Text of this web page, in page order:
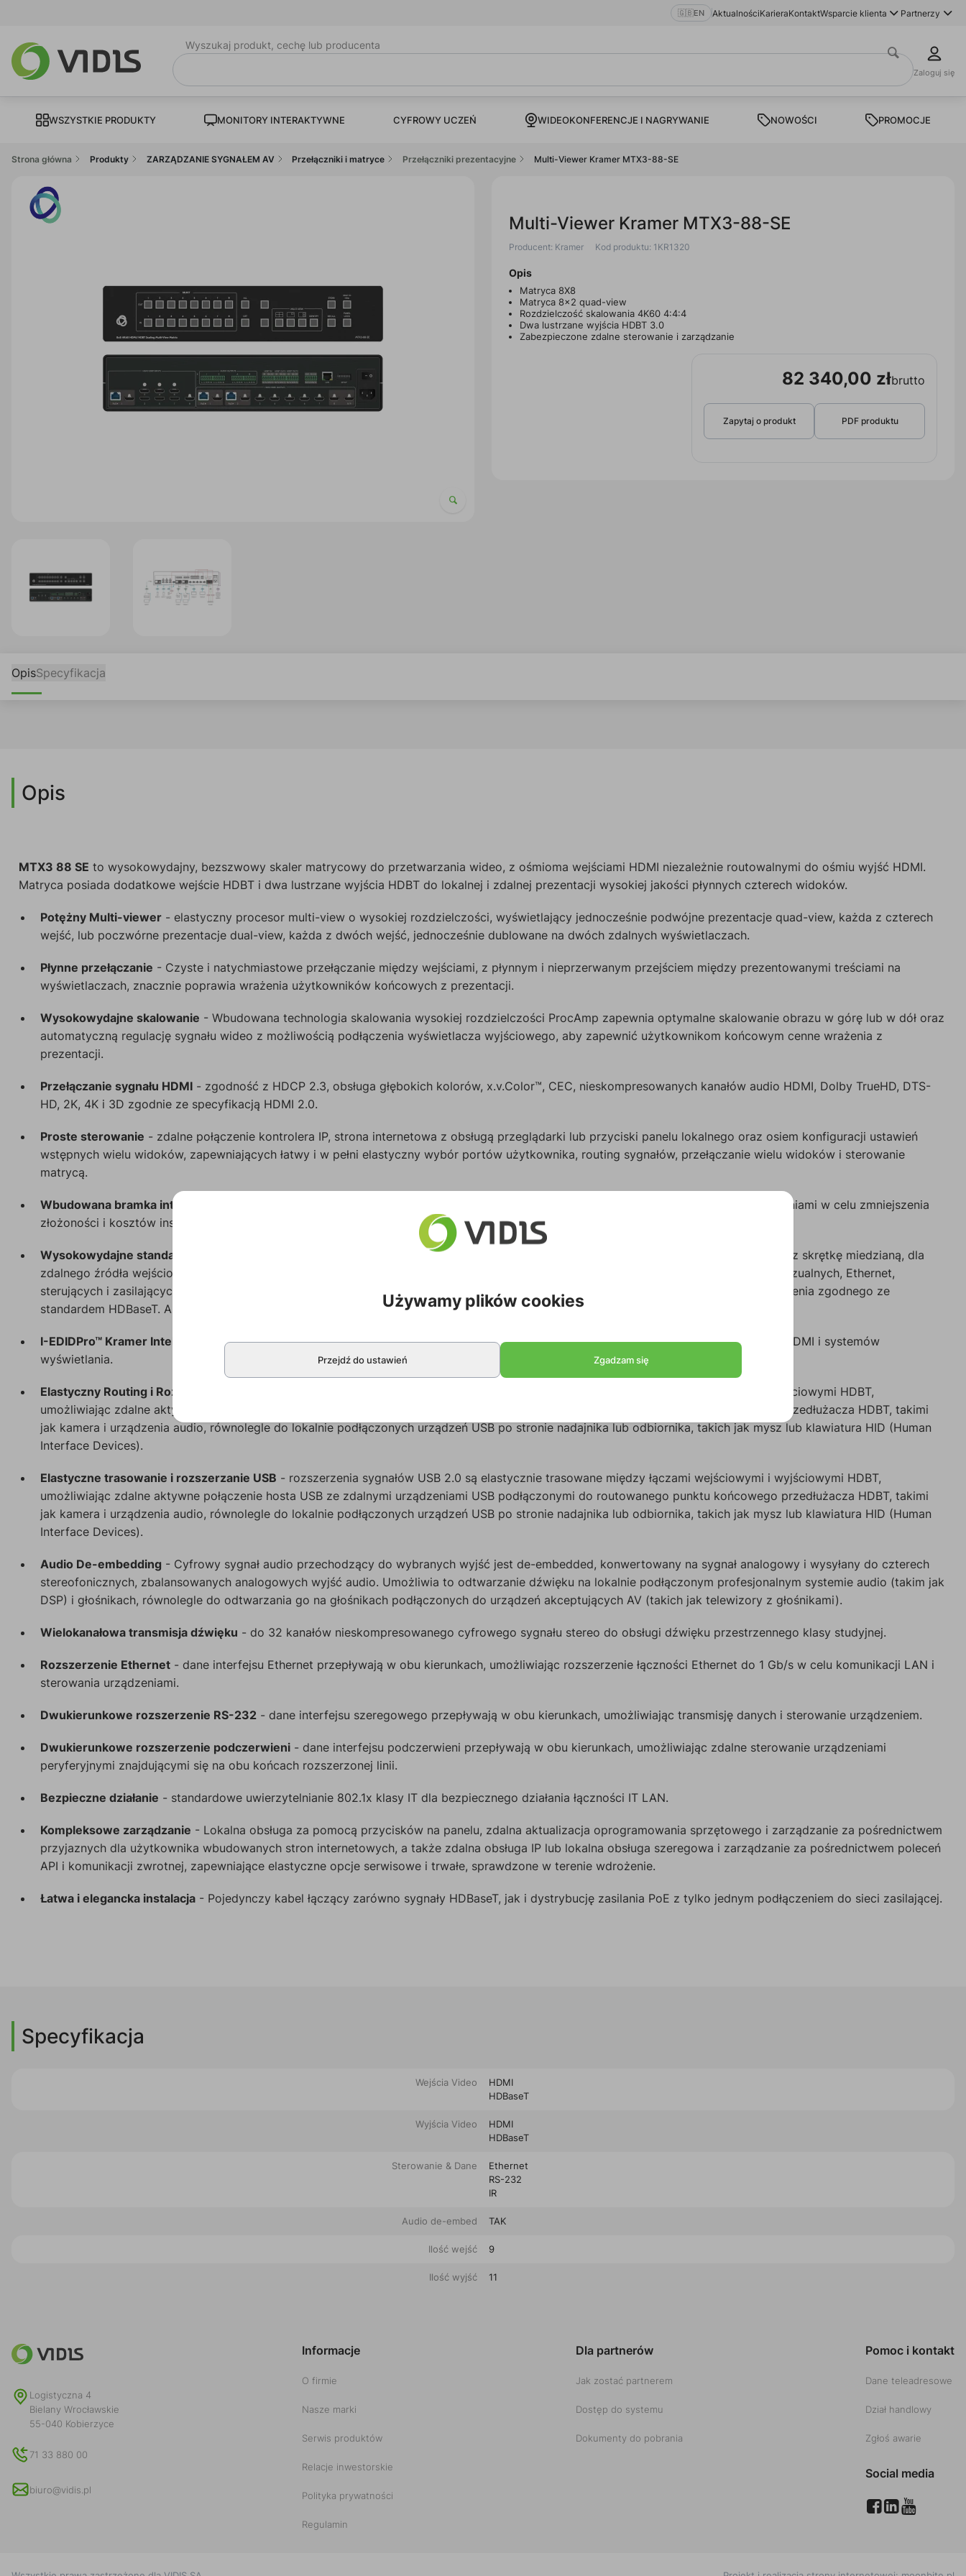
🇬🇧EN AktualnościKarieraKontaktWsparcie klienta Partnerzy
Wyszukaj produkt, cechę lub producenta
Zaloguj się
WSZYSTKIE PRODUKTY MONITORY INTERAKTYWNE CYFROWY UCZEŃ WIDEOKONFERENCJE I NAGRYWANIE NOWOŚCI PROMOCJE
Strona główna Produkty ZARZĄDZANIE SYGNAŁEM AV Przełączniki i matryce Przełączniki prezentacyjne Multi-Viewer Kramer MTX3-88-SE
Multi-Viewer Kramer MTX3-88-SE
Producent: Kramer Kod produktu: 1KR1320
Opis
Matryca 8X8
Matryca 8x2 quad-view
Rozdzielczość skalowania 4K60 4:4:4
Dwa lustrzane wyjścia HDBT 3.0
Zabezpieczone zdalne sterowanie i zarządzanie
82 340,00 złbrutto
Zapytaj o produkt PDF produktu
OpisSpecyfikacja
Opis
MTX3 88 SE to wysokowydajny, bezszwowy skaler matrycowy do przetwarzania wideo, z ośmioma wejściami HDMI niezależnie routowalnymi do ośmiu wyjść HDMI.
Matryca posiada dodatkowe wejście HDBT i dwa lustrzane wyjścia HDBT do lokalnej i zdalnej prezentacji wysokiej jakości płynnych czterech widoków.
Potężny Multi-viewer - elastyczny procesor multi-view o wysokiej rozdzielczości, wyświetlający jednocześnie podwójne prezentacje quad-view, każda z czterech
wejść, lub poczwórne prezentacje dual-view, każda z dwóch wejść, jednocześnie dublowane na dwóch zdalnych wyświetlaczach.
Płynne przełączanie - Czyste i natychmiastowe przełączanie między wejściami, z płynnym i nieprzerwanym przejściem między prezentowanymi treściami na
wyświetlaczach, znacznie poprawia wrażenia użytkowników końcowych z prezentacji.
Wysokowydajne skalowanie - Wbudowana technologia skalowania wysokiej rozdzielczości ProcAmp zapewnia optymalne skalowanie obrazu w górę lub w dół oraz
automatyczną regulację sygnału wideo z możliwością podłączenia wyświetlacza wyjściowego, aby zapewnić użytkownikom końcowym cenne wrażenia z
prezentacji.
Przełączanie sygnału HDMI - zgodność z HDCP 2.3, obsługa głębokich kolorów, x.v.Color™, CEC, nieskompresowanych kanałów audio HDMI, Dolby TrueHD, DTS-
HD, 2K, 4K i 3D zgodnie ze specyfikacją HDMI 2.0.
Proste sterowanie - zdalne połączenie kontrolera IP, strona internetowa z obsługą przeglądarki lub przyciski panelu lokalnego oraz osiem konfiguracji ustawień
wstępnych wielu widoków, zapewniających łatwy i w pełni elastyczny wybór portów użytkownika, routing sygnałów, przełączanie wielu widoków i sterowanie
matrycą.
Wbudowana bramka inteligentnego sterowania
- zdalne, sterowane przez IP inteligentne sterowanie szeregowe podłączonymi urządzeniami w celu zmniejszenia
złożoności i kosztów instalacji oraz umożliwienia łatwej integracji z systemami sterowania, takimi jak Kramer Control.
Wysokowydajne standardowe rozszerzenie
- Profesjonalne rozszerzenie HDBaseT, zapewniające sygnały o rozszerzonym zasięgu przez skrętkę miedzianą, dla
zdalnego źródła wejściowego i podwójnego wyjścia matrycy lustrzanej na zdalnych wyświetlaczach. Przenosząc wiele sygnałów audiowizualnych, Ethernet,
sterujących i zasilających, rozszerzenie matrycy o otwartym standardzie można podłączyć do dowolnego dostępnego na rynku rozszerzenia zgodnego ze
standardem HDBaseT. Aby uzyskać optymalny zasięg i wydajność rozszerzenia, należy użyć zalecanych kabli Kramer.
I-EDIDPro™ Kramer Intelligent EDID Processing™- Inteligentna obsługa i przetwarzanie EDID zapewnia działanie plug & play dla źródła HDMI i systemów
wyświetlania.
Elastyczny Routing i Rozszerzenie USB
- Rozszerzenie sygnałów USB 2.0 jest elastycznie kierowane między łączami wejściowymi i wyjściowymi HDBT,
umożliwiając zdalne aktywne połączenie hosta USB ze zdalnymi urządzeniami USB podłączonymi do routowanego punktu końcowego przedłużacza HDBT, takimi
jak kamera i urządzenia audio, równolegle do lokalnie podłączonych urządzeń USB po stronie nadajnika lub odbiornika, takich jak mysz lub klawiatura HID (Human
Interface Devices).
Elastyczne trasowanie i rozszerzanie USB - rozszerzenia sygnałów USB 2.0 są elastycznie trasowane między łączami wejściowymi i wyjściowymi HDBT,
umożliwiając zdalne aktywne połączenie hosta USB ze zdalnymi urządzeniami USB podłączonymi do routowanego punktu końcowego przedłużacza HDBT, takimi
jak kamera i urządzenia audio, równolegle do lokalnie podłączonych urządzeń USB po stronie nadajnika lub odbiornika, takich jak mysz lub klawiatura HID (Human
Interface Devices).
Audio De-embedding - Cyfrowy sygnał audio przechodzący do wybranych wyjść jest de-embedded, konwertowany na sygnał analogowy i wysyłany do czterech
stereofonicznych, zbalansowanych analogowych wyjść audio. Umożliwia to odtwarzanie dźwięku na lokalnie podłączonym profesjonalnym systemie audio (takim jak
DSP) i głośnikach, równolegle do odtwarzania go na głośnikach podłączonych do urządzeń akceptujących AV (takich jak telewizory z głośnikami).
Wielokanałowa transmisja dźwięku - do 32 kanałów nieskompresowanego cyfrowego sygnału stereo do obsługi dźwięku przestrzennego klasy studyjnej.
Rozszerzenie Ethernet - dane interfejsu Ethernet przepływają w obu kierunkach, umożliwiając rozszerzenie łączności Ethernet do 1 Gb/s w celu komunikacji LAN i
sterowania urządzeniami.
Dwukierunkowe rozszerzenie RS-232 - dane interfejsu szeregowego przepływają w obu kierunkach, umożliwiając transmisję danych i sterowanie urządzeniem.
Dwukierunkowe rozszerzenie podczerwieni - dane interfejsu podczerwieni przepływają w obu kierunkach, umożliwiając zdalne sterowanie urządzeniami
peryferyjnymi znajdującymi się na obu końcach rozszerzonej linii.
Bezpieczne działanie - standardowe uwierzytelnianie 802.1x klasy IT dla bezpiecznego działania łączności IT LAN.
Kompleksowe zarządzanie - Lokalna obsługa za pomocą przycisków na panelu, zdalna aktualizacja oprogramowania sprzętowego i zarządzanie za pośrednictwem
przyjaznych dla użytkownika wbudowanych stron internetowych, a także zdalna obsługa IP lub lokalna obsługa szeregowa i zarządzanie za pośrednictwem poleceń
API i komunikacji zwrotnej, zapewniające elastyczne opcje serwisowe i trwałe, sprawdzone w terenie wdrożenie.
Łatwa i elegancka instalacja - Pojedynczy kabel łączący zarówno sygnały HDBaseT, jak i dystrybucję zasilania PoE z tylko jednym podłączeniem do sieci zasilającej.
Specyfikacja
Wejścia Video
HDMI
HDBaseT
Wyjścia Video
HDMI
HDBaseT
Sterowanie & Dane
Ethernet
RS-232
IR
Audio de-embed TAK
Ilość wejść 9
Ilość wyjść 11
Logistyczna 4
Bielany Wrocławskie
55-040 Kobierzyce
71 33 880 00
biuro@vidis.pl
Informacje
O firmie
Nasze marki
Serwis produktów
Relacje inwestorskie
Polityka prywatności
Regulamin
Dla partnerów
Jak zostać partnerem
Dostęp do systemu
Dokumenty do pobrania
Pomoc i kontakt
Dane teleadresowe
Dział handlowy
Zgłoś awarie
Social media
Używamy plików cookies
Przejdź do ustawień Zgadzam się